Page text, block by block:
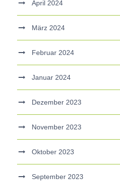
April 2024
März 2024
Februar 2024
Januar 2024
Dezember 2023
November 2023
Oktober 2023
September 2023